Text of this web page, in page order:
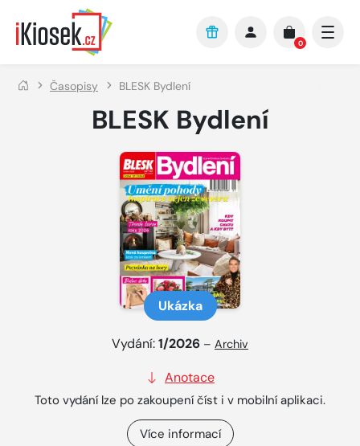
Přejít na hlavní obsah
0
Časopisy BLESK Bydlení
BLESK Bydlení
Ukázka
Vydání:1/2026 – Archiv
Anotace
Toto vydání lze po zakoupení číst i v mobilní aplikaci.
Více informací